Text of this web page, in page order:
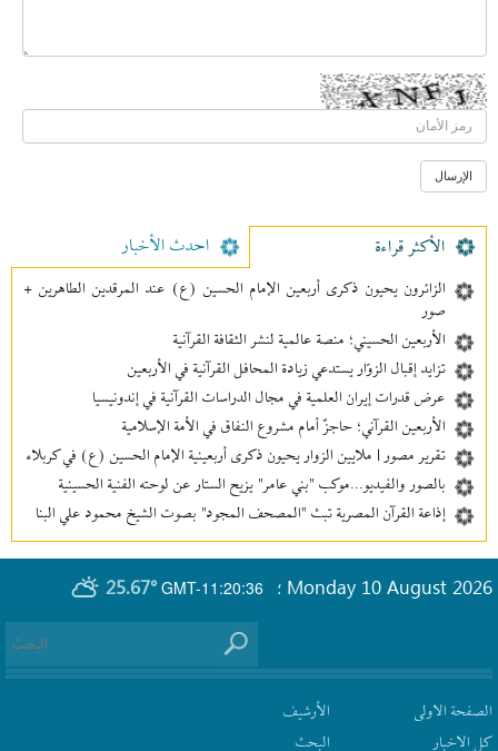
الأکثر قراءة احدث الأخبار
الزائرون يحيون ذكرى أربعين الإمام الحسين (ع) عند المرقدين الطاهرين +
صور
الأربعين الحسيني؛ منصة عالمية لنشر الثقافة القرآنية
تزايد إقبال الزوّار يستدعي زيادة المحافل القرآنية في الأربعين
عرض قدرات إيران العلمية في مجال الدراسات القرآنية في إندونيسيا
الأربعين القرآني؛ حاجزٌ أمام مشروع النفاق في الأمة الإسلامية
تقرير مصور | ملايين الزوار يحيون ذكرى أربعينية الإمام الحسين (ع) في كربلاء
بالصور والفيديو...موكب "بني عامر" يزيح الستار عن لوحته الفنية الحسينية
إذاعة القرآن المصرية تبث "المصحف المجود" بصوت الشيخ محمود علي البنا
GMT-11:20:36
25.67° Monday 10 August 2026 ؛
الصفحة الاولى
كل الاخبار
الأرشیف
البحث